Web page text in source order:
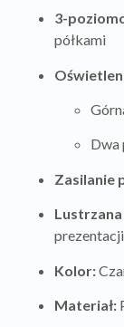
3-
półkami
Dwa
Zasilanie
prezentacji
Kolor:
Materiał: